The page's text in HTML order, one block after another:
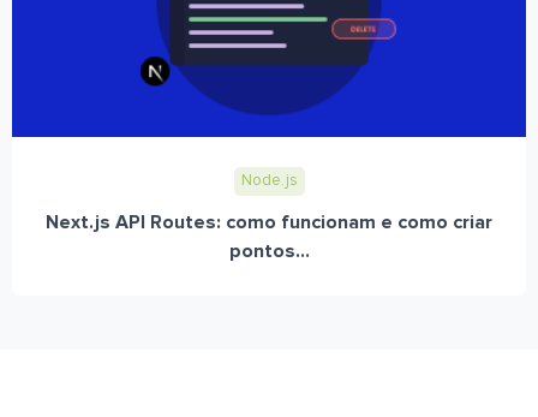
Node.js
Next.js API Routes: como funcionam e como criar
pontos...